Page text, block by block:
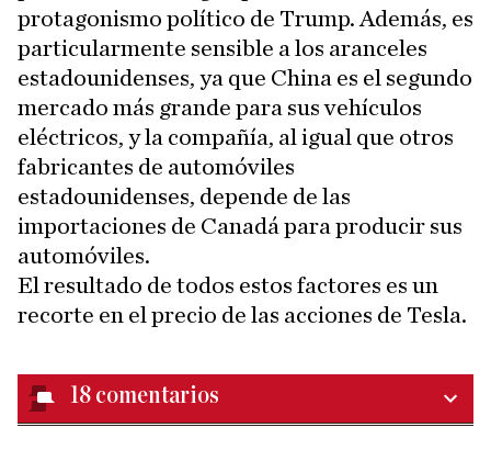
protagonismo político de Trump. Además, es
particularmente sensible a los aranceles
estadounidenses, ya que China es el segundo
mercado más grande para sus vehículos
eléctricos, y la compañía, al igual que otros
fabricantes de automóviles
estadounidenses, depende de las
importaciones de Canadá para producir sus
automóviles.
El resultado de todos estos factores es un
recorte en el precio de las acciones de Tesla.
18 comentarios